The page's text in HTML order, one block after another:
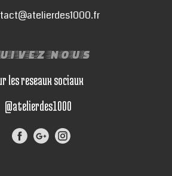
nous
les reseaux sociaux
@atelierdes1000